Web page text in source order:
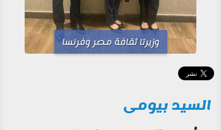
وزيرتا ثقافة مصر وفرنسا
السيد بيومى